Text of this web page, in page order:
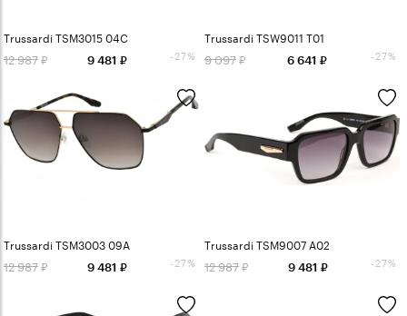
Trussardi TSM3015 04C
12 987 9 481 -27%
Trussardi TSW9011 T01
9 097 6 641 -27%
Trussardi TSM3003 09A
12 987 9 481 -27%
Trussardi TSM9007 A02
12 987 9 481 -27%